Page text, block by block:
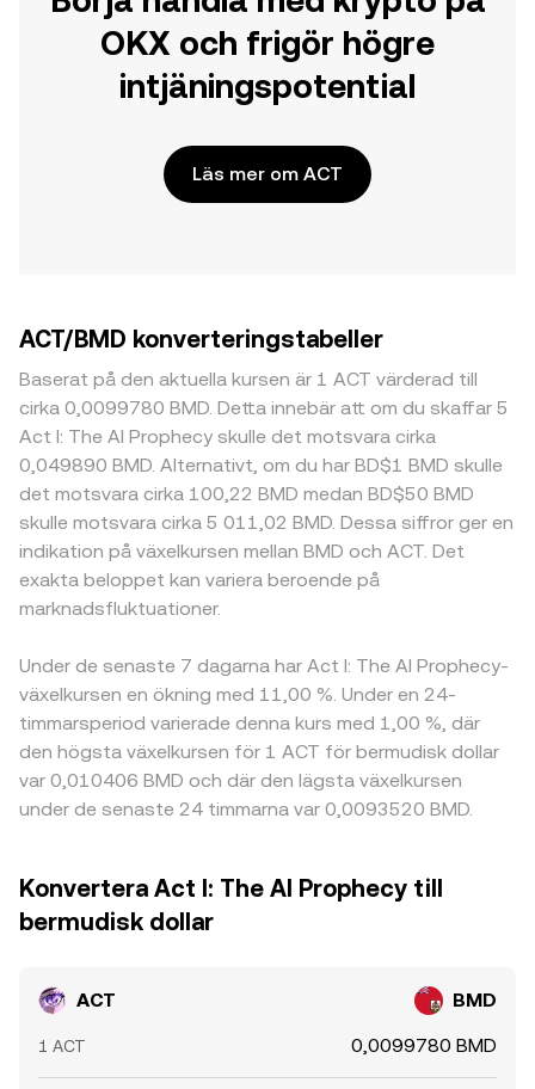
OKX och frigör högre
intjäningspotential
Läs mer om ACT
ACT/BMD konverteringstabeller
Baserat på den aktuella kursen är 1 ACT värderad till
cirka 0,0099780 BMD. Detta innebär att om du skaffar 5
Act I: The AI Prophecy skulle det motsvara cirka
0,049890 BMD. Alternativt, om du har BD$1 BMD skulle
det motsvara cirka 100,22 BMD medan BD$50 BMD
skulle motsvara cirka 5 011,02 BMD. Dessa siffror ger en
indikation på växelkursen mellan BMD och ACT. Det
exakta beloppet kan variera beroende på
marknadsfluktuationer.
Under de senaste 7 dagarna har Act I: The AI Prophecy-
växelkursen en ökning med 11,00 %. Under en 24-
timmarsperiod varierade denna kurs med 1,00 %, där
den högsta växelkursen för 1 ACT för bermudisk dollar
var 0,010406 BMD och där den lägsta växelkursen
under de senaste 24 timmarna var 0,0093520 BMD.
Konvertera Act I: The AI Prophecy till
bermudisk dollar
ACT BMD
1 ACT 0,0099780 BMD